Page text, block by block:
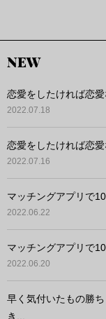
NEW
恋愛をしたければ恋
2022.07.18
恋愛をしたければ恋
2022.07.16
マッチングアプリで
2022.06.22
マッチングアプリで
2022.06.20
早く気付いたもの勝
き...